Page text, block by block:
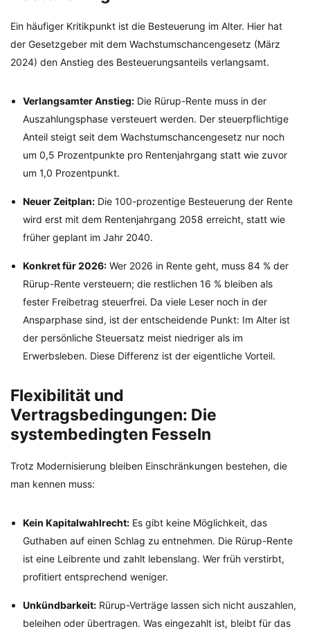
Ein häufiger Kritikpunkt ist die Besteuerung im Alter. Hier hat
der Gesetzgeber mit dem Wachstumschancengesetz (März
2024) den Anstieg des Besteuerungsanteils verlangsamt.
Verlangsamter Anstieg: Die Rürup-Rente muss in der
Auszahlungsphase versteuert werden. Der steuerpflichtige
Anteil steigt seit dem Wachstumschancengesetz nur noch
um 0,5 Prozentpunkte pro Rentenjahrgang statt wie zuvor
um 1,0 Prozentpunkt.
Neuer Zeitplan: Die 100-prozentige Besteuerung der Rente
wird erst mit dem Rentenjahrgang 2058 erreicht, statt wie
früher geplant im Jahr 2040.
Konkret für 2026: Wer 2026 in Rente geht, muss 84 % der
Rürup-Rente versteuern; die restlichen 16 % bleiben als
fester Freibetrag steuerfrei. Da viele Leser noch in der
Ansparphase sind, ist der entscheidende Punkt: Im Alter ist
der persönliche Steuersatz meist niedriger als im
Erwerbsleben. Diese Differenz ist der eigentliche Vorteil.
Flexibilität und
Vertragsbedingungen: Die
systembedingten Fesseln
Trotz Modernisierung bleiben Einschränkungen bestehen, die
man kennen muss:
Kein Kapitalwahlrecht: Es gibt keine Möglichkeit, das
Guthaben auf einen Schlag zu entnehmen. Die Rürup-Rente
ist eine Leibrente und zahlt lebenslang. Wer früh verstirbt,
profitiert entsprechend weniger.
Unkündbarkeit: Rürup-Verträge lassen sich nicht auszahlen,
beleihen oder übertragen. Was eingezahlt ist, bleibt für das